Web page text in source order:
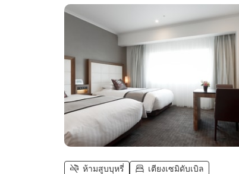
ห้ามสูบบุหรี่ เตียงเซมิดับเบิล